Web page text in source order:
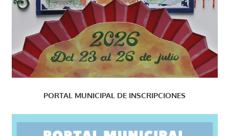
PORTAL MUNICIPAL DE INSCRIPCIONES